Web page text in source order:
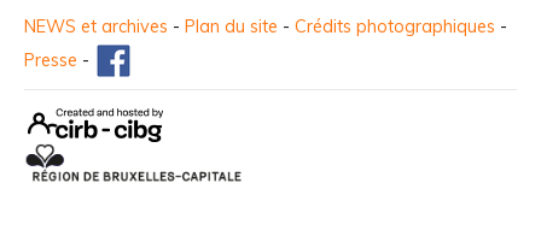
NEWS et archives - Plan du site - Crédits photographiques -
Presse -